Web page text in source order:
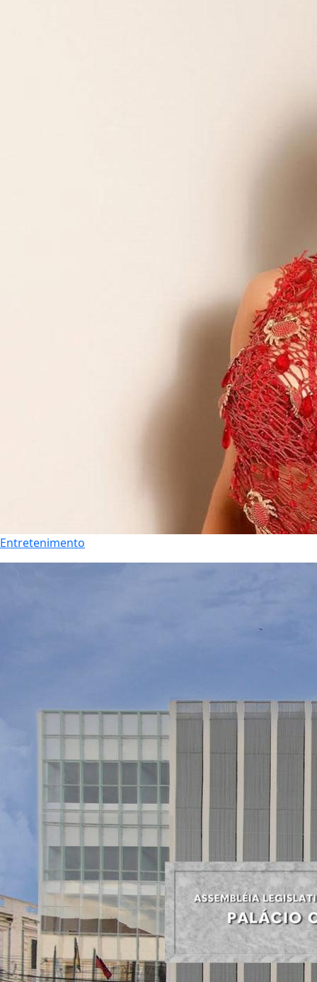
Entretenimento